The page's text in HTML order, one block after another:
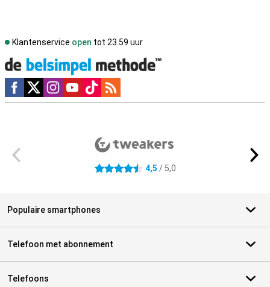
Klantenservice open tot 23.59 uur
Social media
4.5 sterren 4,5 / 5,0
Populaire smartphones
Telefoon met abonnement
Telefoons